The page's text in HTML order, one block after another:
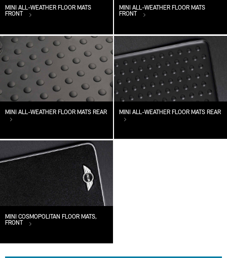
MINI ALL-WEATHER FLOOR MATS
FRONT
MINI ALL-WEATHER FLOOR MATS
FRONT
MINI ALL-WEATHER FLOOR MATS REAR MINI ALL-WEATHER FLOOR MATS REAR
MINI COSMOPOLITAN FLOOR MATS,
FRONT